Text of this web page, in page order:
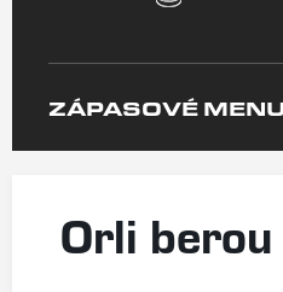
ZÁPASOVÉ MENU
Orli